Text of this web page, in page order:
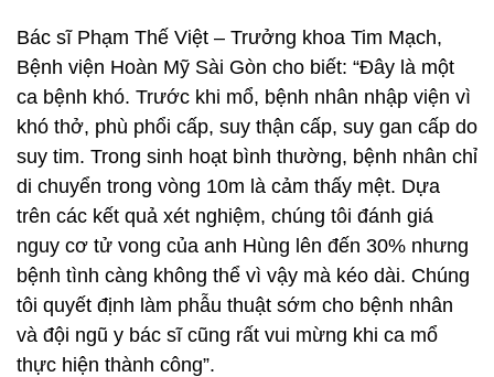
Bác sĩ Phạm Thế Việt – Trưởng khoa Tim Mạch,
Bệnh viện Hoàn Mỹ Sài Gòn cho biết: “Đây là một
ca bệnh khó. Trước khi mổ, bệnh nhân nhập viện vì
khó thở, phù phổi cấp, suy thận cấp, suy gan cấp do
suy tim. Trong sinh hoạt bình thường, bệnh nhân chỉ
di chuyển trong vòng 10m là cảm thấy mệt. Dựa
trên các kết quả xét nghiệm, chúng tôi đánh giá
nguy cơ tử vong của anh Hùng lên đến 30% nhưng
bệnh tình càng không thể vì vậy mà kéo dài. Chúng
tôi quyết định làm phẫu thuật sớm cho bệnh nhân
và đội ngũ y bác sĩ cũng rất vui mừng khi ca mổ
thực hiện thành công”.